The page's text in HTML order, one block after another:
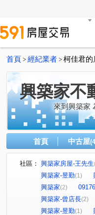
首頁 > 經紀業者 > 柯佳君的
興築家不
來到興築家
首頁 中古屋
社區： 興築家房屋-王先生
興築家-昱勤(1)
興築家(2)
興築家-曾店長(2)
興築家-昱勤(1)